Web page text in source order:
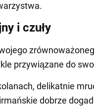
i czuły
przywiązane do
delikatnie
dobrze